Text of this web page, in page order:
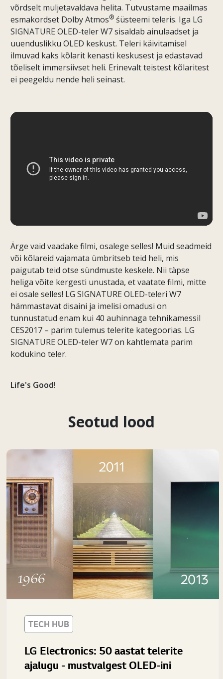
võrdselt muljetavaldava helita. Tutvustame maailmas
esmakordset Dolby Atmos® śüsteemi teleris. Iga LG
SIGNATURE OLED-teler W7 sisaldab ainulaadset ja
uuenduslikku OLED keskust. Teleri käivitamisel
ilmuvad kaks kõlarit kenasti keskusest ja edastavad
tõeliselt immersiivset heli. Erinevalt teistest kõlaritest
ei peegeldu nende heli seinast.
Ärge vaid vaadake filmi, osalege selles! Muid seadmeid
või kõlareid vajamata ümbritseb teid heli, mis
paigutab teid otse sündmuste keskele. Nii täpse
heliga võite kergesti unustada, et vaatate filmi, mitte
ei osale selles! LG SIGNATURE OLED-teleri W7
hämmastavat disaini ja imelisi omadusi on
tunnustatud enam kui 40 auhinnaga tehnikamessil
CES2017 – parim tulemus telerite kategoorias. LG
SIGNATURE OLED-teler W7 on kahtlemata parim
kodukino teler.
Life's Good!
Seotud lood
TECH HUB
LG Electronics: 50 aastat telerite
ajalugu - mustvalgest OLED-ini